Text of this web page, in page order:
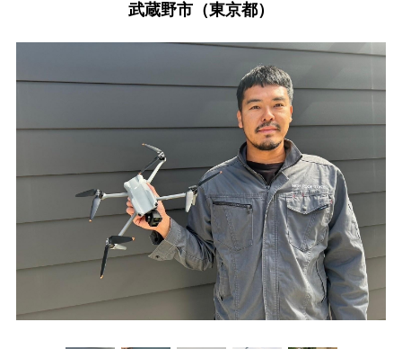
武蔵野市（東京都）